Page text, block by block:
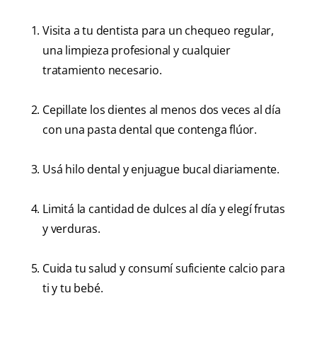
Visita a tu dentista para un chequeo regular,
una limpieza profesional y cualquier
tratamiento necesario.
Cepillate los dientes al menos dos veces al día
con una pasta dental que contenga flúor.
Usá hilo dental y enjuague bucal diariamente.
Limitá la cantidad de dulces al día y elegí frutas
y verduras.
Cuida tu salud y consumí suficiente calcio para
ti y tu bebé.